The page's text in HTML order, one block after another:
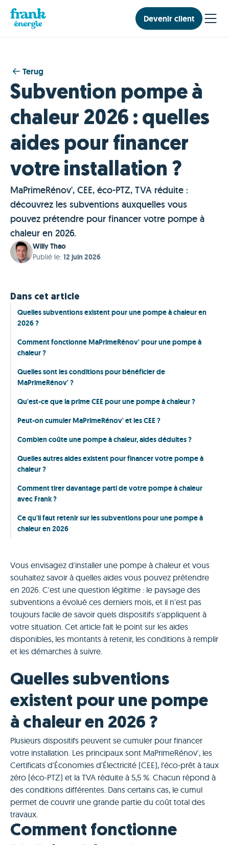
Devenir client
Terug
Subvention pompe à
chaleur 2026 : quelles
aides pour financer
votre installation ?
MaPrimeRénov', CEE, éco-PTZ, TVA réduite :
découvrez les subventions auxquelles vous
pouvez prétendre pour financer votre pompe à
chaleur en 2026.
Willy Thao
Publié le: 12 juin 2026
Dans cet article
Quelles subventions existent pour une pompe à chaleur en
2026 ?
Comment fonctionne MaPrimeRénov' pour une pompe à
chaleur ?
Quelles sont les conditions pour bénéficier de
MaPrimeRénov' ?
Qu'est-ce que la prime CEE pour une pompe à chaleur ?
Peut-on cumuler MaPrimeRénov' et les CEE ?
Combien coûte une pompe à chaleur, aides déduites ?
Quelles autres aides existent pour financer votre pompe à
chaleur ?
Comment tirer davantage parti de votre pompe à chaleur
avec Frank ?
Ce qu'il faut retenir sur les subventions pour une pompe à
chaleur en 2026
Vous envisagez d'installer une pompe à chaleur et vous
souhaitez savoir à quelles aides vous pouvez prétendre
en 2026. C'est une question légitime : le paysage des
subventions a évolué ces derniers mois, et il n'est pas
toujours facile de savoir quels dispositifs s'appliquent à
votre situation. Cet article fait le point sur les aides
disponibles, les montants à retenir, les conditions à remplir
et les démarches à suivre.
Quelles subventions
existent pour une pompe
à chaleur en 2026 ?
Plusieurs dispositifs peuvent se cumuler pour financer
votre installation. Les principaux sont MaPrimeRénov', les
Certificats d'Économies d'Électricité (CEE), l'éco-prêt à taux
zéro (éco-PTZ) et la TVA réduite à 5,5 %. Chacun répond à
des conditions différentes. Dans certains cas, le cumul
permet de couvrir une grande partie du coût total des
travaux.
Comment fonctionne